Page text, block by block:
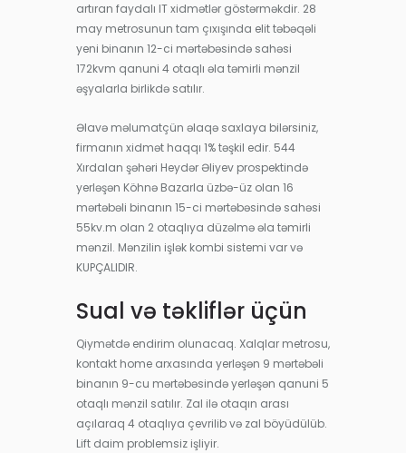
artıran faydalı IT xidmətlər göstərməkdir. 28
may metrosunun tam çıxışında elit təbəqəli
yeni binanın 12-ci mərtəbəsində sahəsi
172kvm qanuni 4 otaqlı əla təmirli mənzil
əşyalarla birlikdə satılır.
Əlavə məlumatçün əlaqə saxlaya bilərsiniz,
firmanın xidmət haqqı 1% təşkil edir. 544
Xırdalan şəhəri Heydər Əliyev prospektində
yerləşən Köhnə Bazarla üzbə-üz olan 16
mərtəbəli binanın 15-ci mərtəbəsində sahəsi
55kv.m olan 2 otaqlıya düzəlmə əla təmirli
mənzil. Mənzilin işlək kombi sistemi var və
KUPÇALIDIR.
Sual və təkliflər üçün
Qiymətdə endirim olunacaq. Xalqlar metrosu,
kontakt home arxasında yerləşən 9 mərtəbəli
binanın 9-cu mərtəbəsində yerləşən qanuni 5
otaqlı mənzil satılır. Zal ilə otaqın arası
açılaraq 4 otaqlıya çevrilib və zal böyüdülüb.
Lift daim problemsiz işliyir.